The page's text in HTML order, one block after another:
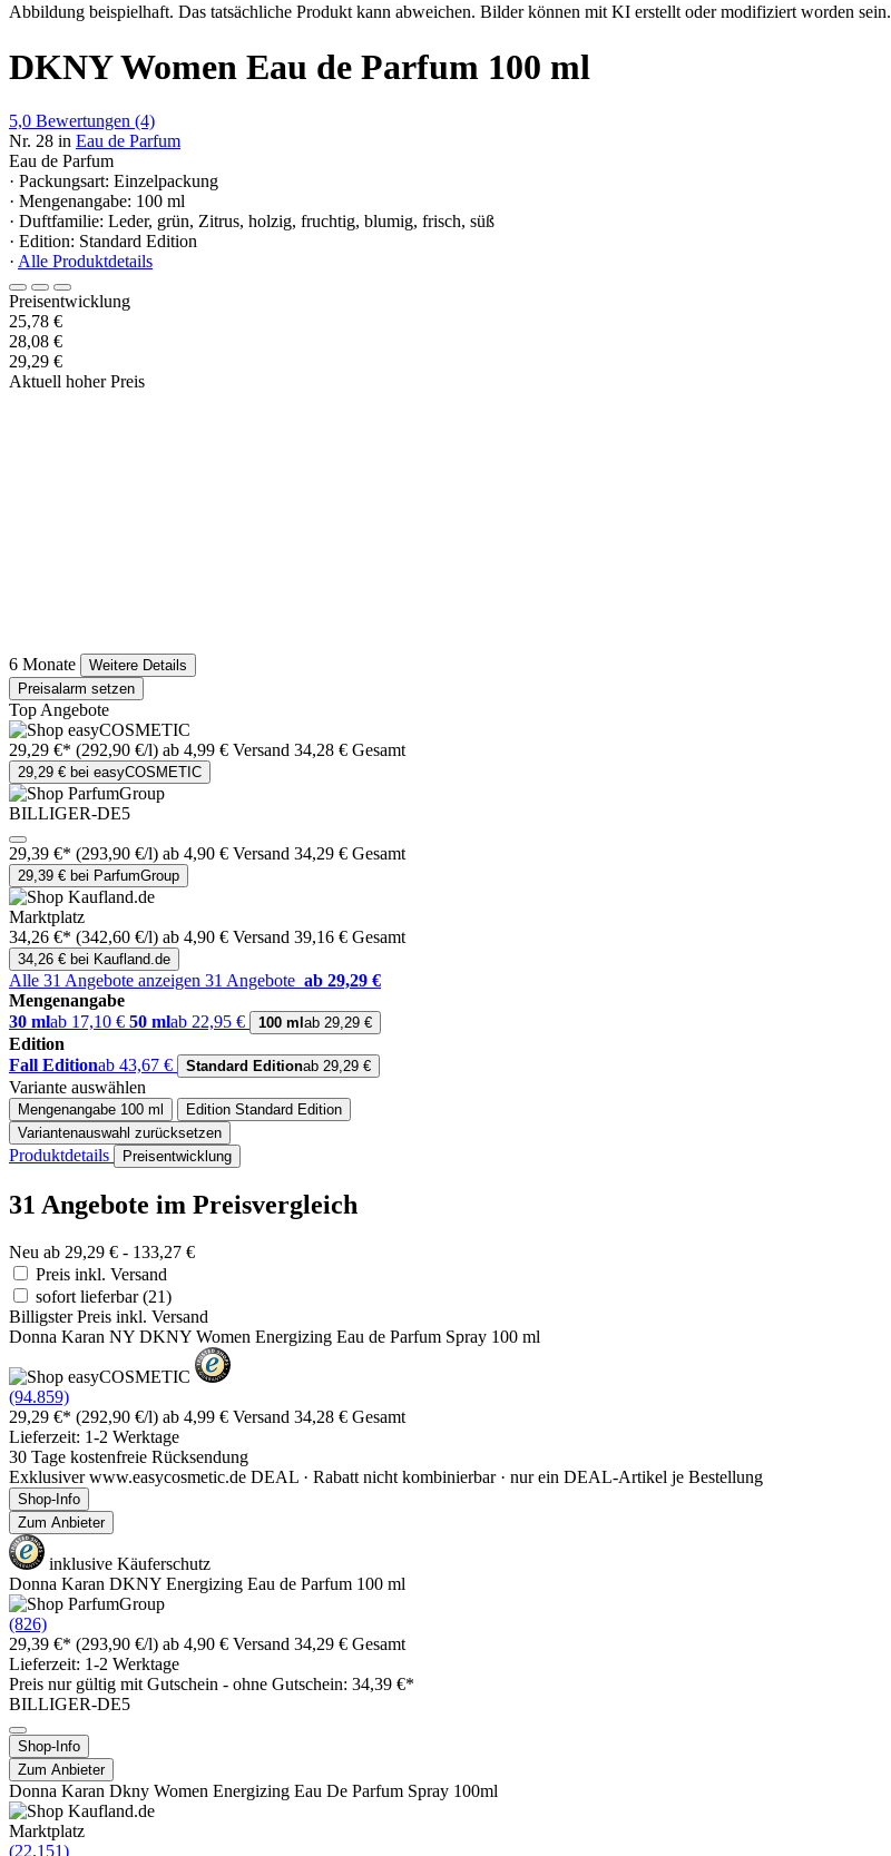
Abbildung beispielhaft. Das tatsächliche Produkt kann abweichen. Bilder können mit KI erstellt oder modifiziert worden sein.
DKNY Women Eau de Parfum 100 ml
5,0 Bewertungen (4)
Nr. 28 in Eau de Parfum
Eau de Parfum
· Packungsart: Einzelpackung
· Mengenangabe: 100 ml
· Duftfamilie: Leder, grün, Zitrus, holzig, fruchtig, blumig, frisch, süß
· Edition: Standard Edition
· Alle Produktdetails
Preisentwicklung
25,78 €
28,08 €
29,29 €
Aktuell hoher Preis
6 Monate
Weitere Details
Preisalarm setzen
Top Angebote
29,29 €* (292,90 €/l) ab 4,99 € Versand 34,28 € Gesamt
29,29 € bei easyCOSMETIC
BILLIGER-DE5
29,39 €* (293,90 €/l) ab 4,90 € Versand 34,29 € Gesamt
29,39 € bei ParfumGroup
Marktplatz
34,26 €* (342,60 €/l) ab 4,90 € Versand 39,16 € Gesamt
34,26 € bei Kaufland.de
Alle 31 Angebote anzeigen 31 Angebote ab 29,29 €
Mengenangabe
30 mlab 17,10 € 50 mlab 22,95 € 100 ml ab 29,29 €
Edition
Fall Editionab 43,67 € Standard Editionab 29,29 €
Variante auswählen
Mengenangabe 100 ml Edition Standard Edition
Variantenauswahl zurücksetzen
Produktdetails Preisentwicklung
31 Angebote im Preisvergleich
Neu ab 29,29 € - 133,27 €
Preis inkl. Versand
sofort lieferbar(21)
Billigster Preis inkl. Versand
Donna Karan NY DKNY Women Energizing Eau de Parfum Spray 100 ml
(94.859)
29,29 €* (292,90 €/l) ab 4,99 € Versand 34,28 € Gesamt
Lieferzeit: 1-2 Werktage
30 Tage kostenfreie Rücksendung
Exklusiver www.easycosmetic.de DEAL · Rabatt nicht kombinierbar · nur ein DEAL-Artikel je Bestellung
Shop-Info
Zum Anbieter
inklusive Käuferschutz
Donna Karan DKNY Energizing Eau de Parfum 100 ml
(826)
29,39 €* (293,90 €/l) ab 4,90 € Versand 34,29 € Gesamt
Lieferzeit: 1-2 Werktage
Preis nur gültig mit Gutschein - ohne Gutschein: 34,39 €*
BILLIGER-DE5
Shop-Info
Zum Anbieter
Donna Karan Dkny Women Energizing Eau De Parfum Spray 100ml
Marktplatz
(22.151)